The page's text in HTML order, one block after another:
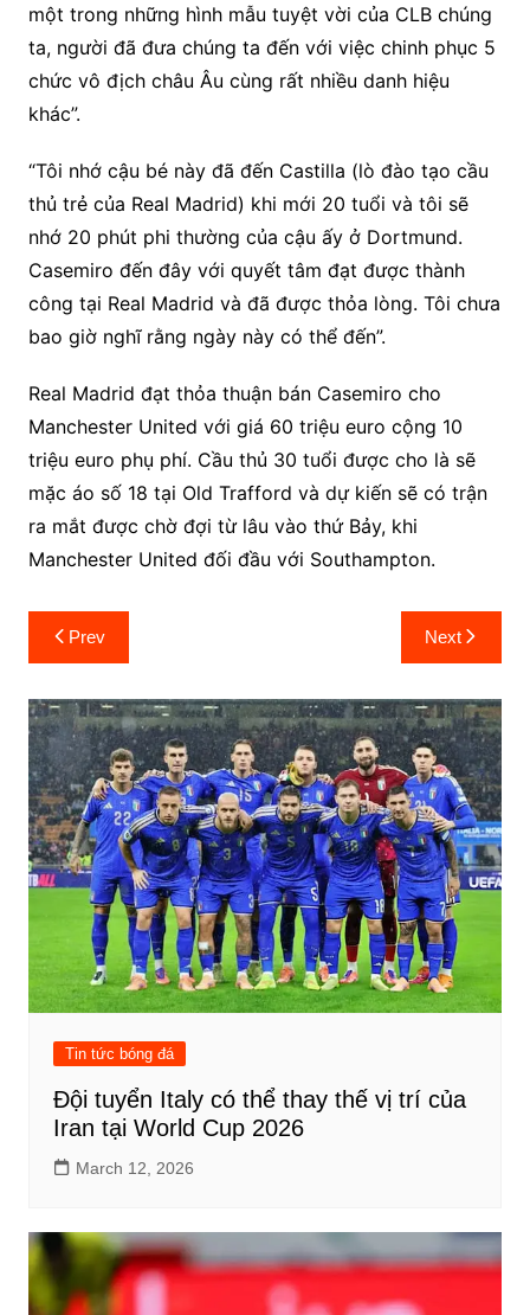
một trong những hình mẫu tuyệt vời của CLB chúng
ta, người đã đưa chúng ta đến với việc chinh phục 5
chức vô địch châu Âu cùng rất nhiều danh hiệu
khác”.
“Tôi nhớ cậu bé này đã đến Castilla (lò đào tạo cầu
thủ trẻ của Real Madrid) khi mới 20 tuổi và tôi sẽ
nhớ 20 phút phi thường của cậu ấy ở Dortmund.
Casemiro đến đây với quyết tâm đạt được thành
công tại Real Madrid và đã được thỏa lòng. Tôi chưa
bao giờ nghĩ rằng ngày này có thể đến”.
Real Madrid đạt thỏa thuận bán Casemiro cho
Manchester United với giá 60 triệu euro cộng 10
triệu euro phụ phí. Cầu thủ 30 tuổi được cho là sẽ
mặc áo số 18 tại Old Trafford và dự kiến ​​sẽ có trận
ra mắt được chờ đợi từ lâu vào thứ Bảy, khi
Manchester United đối đầu với Southampton.
Post
navigation
Prev Next
Tin tức bóng đá
Đội tuyển Italy có thể thay thế vị trí của
Iran tại World Cup 2026
March 12, 2026